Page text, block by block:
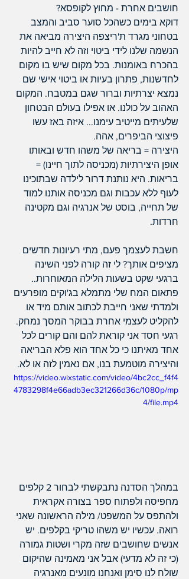
חושבים אחרת - מחוץ לקופסא?
דוקא בימים כשהכל סוער סביב והמצב
בטחוני מגרד ת'ריצפה היצירה מביאה את
הנשמה שלנו לידי ביטוי וזה לא חייב להיות
בהכרח באומנות. בכל מקום שיש בו מקום
לחדשנות, פתרון בעיות או ביטוי אישי שם
נמצא יצרתיות וברור שגם במטבח. המקום
האהוב על כולנו. או אפילו בעולם הבטחון
שלעיתים מייטיב עימנו... איזה באז עשו
פיצוצי הביפרים, אהה.
היצירה = בריאה של משהו חדש ובאותו
אופן היצירתיות (מכניסה לתוך חיינו) =
בריאות. היא נותנת דרור לילדה שבתוכינו
לעוף ללא עכבות וגם מכניסה אותנו למוד
של תחייה, בוסט של אנרגיה וגם מקטינה
חרדות.
חשבת לעצמך פעם, מתי רעיונות חדשים
מציפים אותך? לי זה קורה לפני השינה
ברגעי שקט בשעות הלילה המאוחרות..
פתאום המח שלי מתמלא בג'וקים מופרעים
ולמדתי שאני חייבת לכתוב אותם מיד או
להקליט לעצמי אחרת בבוקר המסך נמחק.
רגעי חסד אני קוראת להם והם קורים לכל
אחד מאיתנו כי כל אחד הוא פלא הבריאה
והיצירה מוטמעת בנו, אם נאמין לזה או לא.
https://video.wixstatic.com/video/4bc2cc_f4f4
4783298f4e66adb3ec321266d36c/1080p/mp
4/file.mp4
במהלך הסדנה נתבקשתי לבחור 2 קלפים
מחפיסה ולפתוח ספר בצורה אקראית
ולהתפס על המשפט/ מילה הראשונה שאני
רואה. עכשיו יש משהו טריקי בקלפים. יש
אנשים שחושבים שזה מקרי ושטות גמורה
(כי זה לא מדעי) אבל אני מאמינה שהיקום
שולח לנו סימן ואנחנו מונעים מאנרגיה